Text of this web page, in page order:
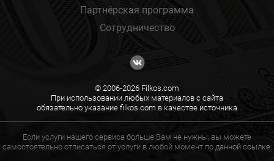
Партнёрская программа
Сотрудничество
© 2006-2026 Filkos.com
При использовании любых материалов с сайта
обязательно указание filkos.com в качестве источника
Если услуги нашего сервиса больше Вам не нужны, вы можете
самостоятельно отписаться от услуги в любой момент по данной ссылке.